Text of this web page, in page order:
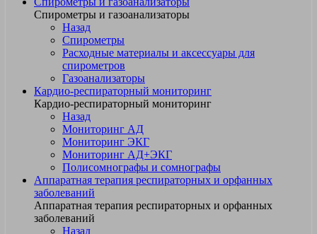
Спирометры и газоанализаторы
Назад
Спирометры
Расходные материалы и аксессуары для
спирометров
Газоанализаторы
Кардио-респираторный мониторинг
Кардио-респираторный мониторинг
Назад
Мониторинг АД
Мониторинг ЭКГ
Мониторинг АД+ЭКГ
Полисомнографы и сомнографы
Аппаратная терапия респираторных и орфанных
заболеваний
Аппаратная терапия респираторных и орфанных
заболеваний
Назад